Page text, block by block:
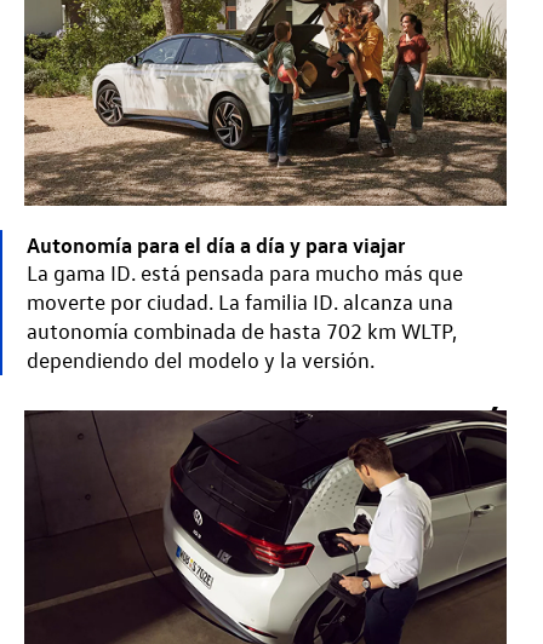
Autonomía para el día a día y para viajar
La gama ID. está pensada para mucho más que
moverte por ciudad. La familia ID. alcanza una
autonomía combinada de hasta 702 km WLTP,
dependiendo del modelo y la versión.
4